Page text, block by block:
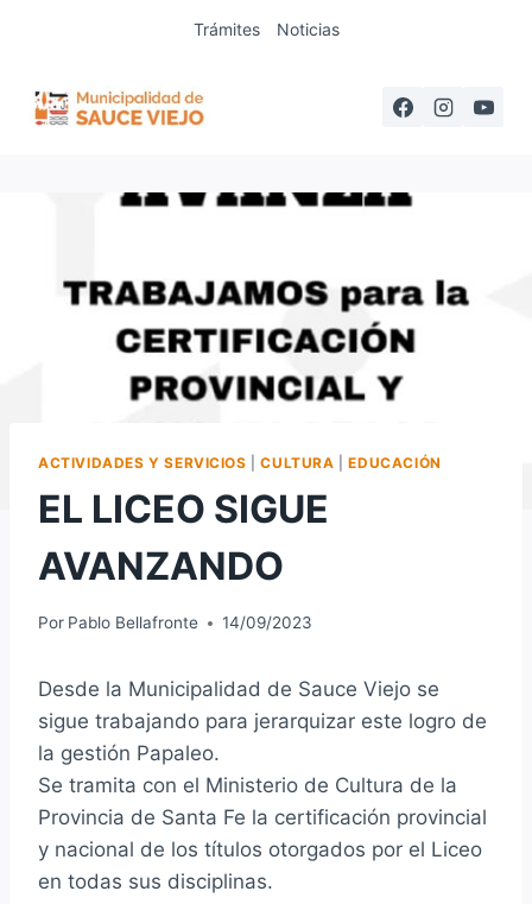
Trámites Noticias
ACTIVIDADES Y SERVICIOS |CULTURA |EDUCACIÓN
EL LICEO SIGUE
AVANZANDO
Por Pablo Bellafronte 14/09/2023
Desde la Municipalidad de Sauce Viejo se
sigue trabajando para jerarquizar este logro de
la gestión Papaleo.
Se tramita con el Ministerio de Cultura de la
Provincia de Santa Fe la certificación provincial
y nacional de los títulos otorgados por el Liceo
en todas sus disciplinas.